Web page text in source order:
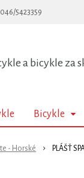
a bicykle za
046/5423359
Bicykle
- Horské PLÁŠŤ